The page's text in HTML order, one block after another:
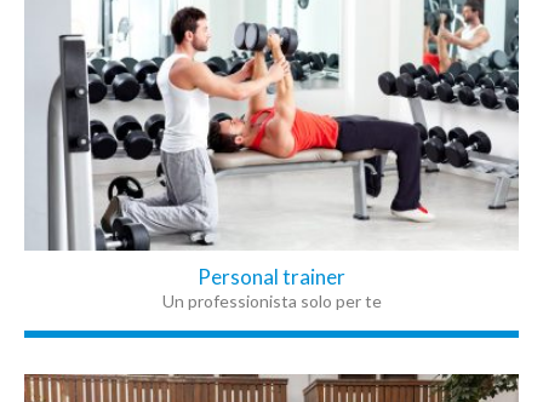
Personal trainer
Un professionista solo per te